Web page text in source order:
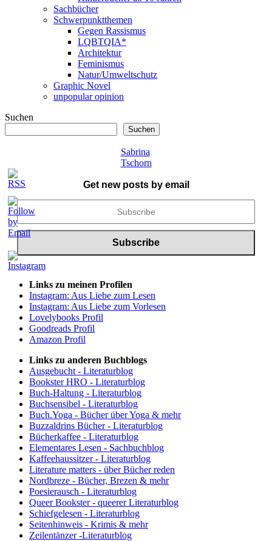
Sachbücher
Schwerpunktthemen
Gegen Rassismus
LQBTQIA*
Architektur
Feminismus
Natur/Umweltschutz
Graphic Novel
unpopular opinion
Suchen
Suchen
Sabrina
Tschorn
Get new posts by email
Links zu meinen Profilen
Instagram: Aus Liebe zum Lesen
Instagram: Aus Liebe zum Vorlesen
Lovelybooks Profil
Goodreads Profil
Amazon Profil
Links zu anderen Buchblogs
Ausgebucht - Literaturblog
Bookster HRO - Literaturblog
Buch-Haltung - Literaturblog
Buchsensibel - Literaturblog
Buch.Yoga - Bücher über Yoga & mehr
Buzzaldrins Bücher - Literaturblog
Bücherkaffee - Literaturblog
Elementares Lesen - Sachbuchblog
Kaffeehaussitzer - Literaturblog
Literature matters - über Bücher reden
Nordbreze - Bücher, Brezen & mehr
Poesierausch - Literaturblog
Queer Bookster - queerer Literaturblog
Schiefgelesen - Literaturblog
Seitenhinweis - Krimis & mehr
Zeilentänzer -Literaturblog